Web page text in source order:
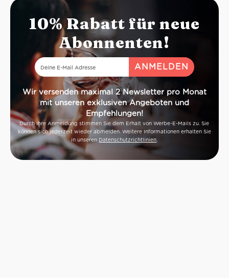
10% Rabatt für neue
Abonnenten!
Wir versenden maximal 2 Newsletter pro Monat
mit unseren exklusiven Angeboten und
Empfehlungen!
Durch Ihre Anmeldung stimmen Sie dem Erhalt von Werbe-E-Mails zu. Sie
können sich jederzeit wieder abmelden. Weitere Informationen erhalten Sie
in unseren Datenschutzrichtlinien